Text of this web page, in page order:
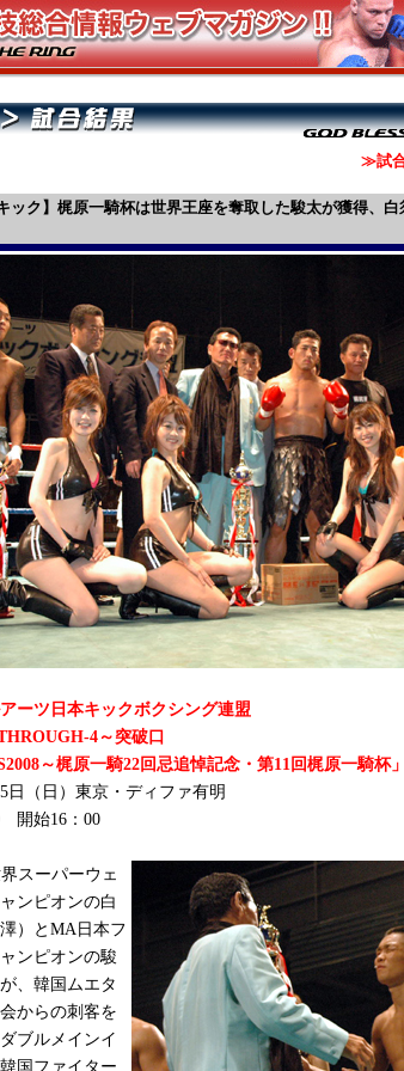
≫試
ック】梶原一騎杯は世界王座を奪取した駿太が獲得、白
ーツ日本キックボクシング連盟
4～突破口
～梶原一騎22回忌追悼記念・第11回梶原一騎杯
日（日）東京・ディファ有明
開始16：00
スーパーウェ
ンピオンの白
）とMA日本フ
ンピオンの駿
、韓国ムエタ
からの刺客を
ブルメインイ
国ファイター